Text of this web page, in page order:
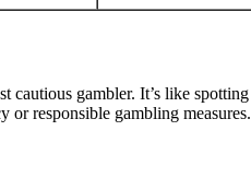
cautious gambler. It’s like
responsible gambling